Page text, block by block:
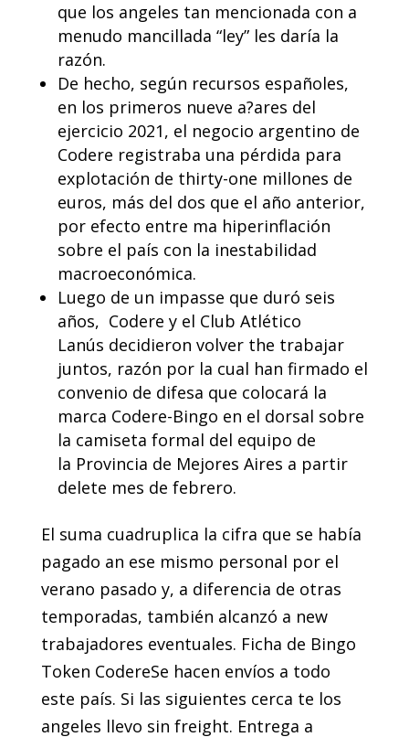
que los angeles tan mencionada con a
menudo mancillada “ley” les daría la
razón.
De hecho, según recursos españoles,
en los primeros nueve a?ares del
ejercicio 2021, el negocio argentino de
Codere registraba una pérdida para
explotación de thirty-one millones de
euros, más del dos que el año anterior,
por efecto entre ma hiperinflación
sobre el país con la inestabilidad
macroeconómica.
Luego de un impasse que duró seis
años, Codere y el Club Atlético
Lanús decidieron volver the trabajar
juntos, razón por la cual han firmado el
convenio de difesa que colocará la
marca Codere-Bingo en el dorsal sobre
la camiseta formal del equipo de
la Provincia de Mejores Aires a partir
delete mes de febrero.
El suma cuadruplica la cifra que se había
pagado an ese mismo personal por el
verano pasado y, a diferencia de otras
temporadas, también alcanzó a new
trabajadores eventuales. Ficha de Bingo
Token CodereSe hacen envíos a todo
este país. Si las siguientes cerca te los
angeles llevo sin freight. Entrega a